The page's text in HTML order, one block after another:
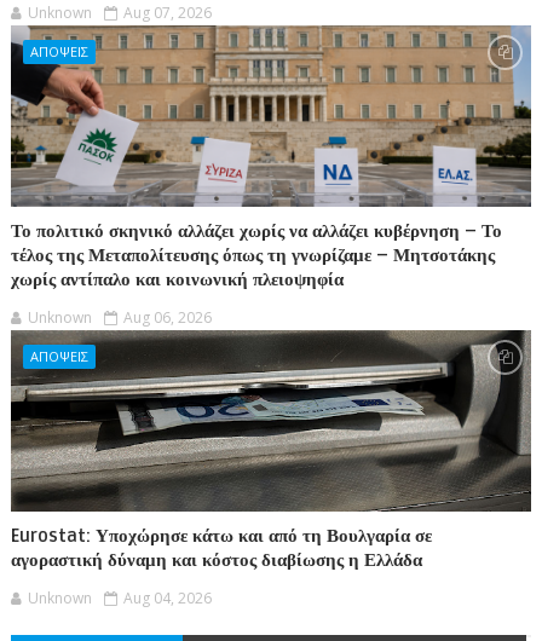
Unknown Aug 07, 2026
ΑΠΟΨΕΙΣ
Το πολιτικό σκηνικό αλλάζει χωρίς να αλλάζει κυβέρνηση – Το
τέλος της Μεταπολίτευσης όπως τη γνωρίζαμε – Μητσοτάκης
χωρίς αντίπαλο και κοινωνική πλειοψηφία
Unknown Aug 06, 2026
ΑΠΟΨΕΙΣ
Eurostat: Υποχώρησε κάτω και από τη Βουλγαρία σε
αγοραστική δύναμη και κόστος διαβίωσης η Ελλάδα
Unknown Aug 04, 2026